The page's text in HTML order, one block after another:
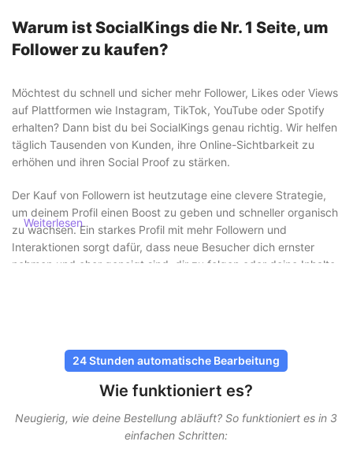
Warum ist SocialKings die Nr. 1 Seite, um
Follower zu kaufen?
Möchtest du schnell und sicher mehr Follower, Likes oder Views
auf Plattformen wie Instagram, TikTok, YouTube oder Spotify
erhalten? Dann bist du bei SocialKings genau richtig. Wir helfen
täglich Tausenden von Kunden, ihre Online-Sichtbarkeit zu
erhöhen und ihren Social Proof zu stärken.
Der Kauf von Followern ist heutzutage eine clevere Strategie,
um deinem Profil einen Boost zu geben und schneller organisch
zu wachsen. Ein starkes Profil mit mehr Followern und
Interaktionen sorgt dafür, dass neue Besucher dich ernster
nehmen und eher geneigt sind, dir zu folgen oder deine Inhalte
Bei SocialKings steht Sicherheit immer an erster Stelle. Du
musst niemals dein Passwort teilen, und alle Lieferungen
erfolgen über sichere und bewährte Methoden. Unsere
wirken, damit dein Account geschützt bleibt.
Weiterlesen
24 Stunden automatische Bearbeitung
Wie funktioniert es?
Neugierig, wie deine Bestellung abläuft? So funktioniert es in 3
einfachen Schritten: